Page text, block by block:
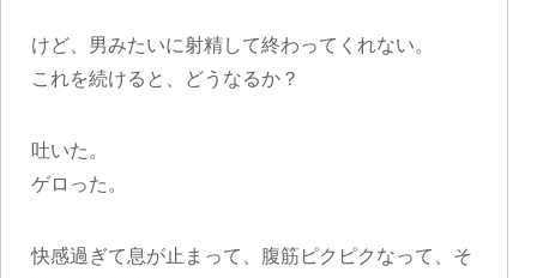
けど、男みたいに射精して終わってくれない。
これを続けると、どうなるか？
吐いた。
ゲロった。
快感過ぎて息が止まって、腹筋ピクピクなって、そ